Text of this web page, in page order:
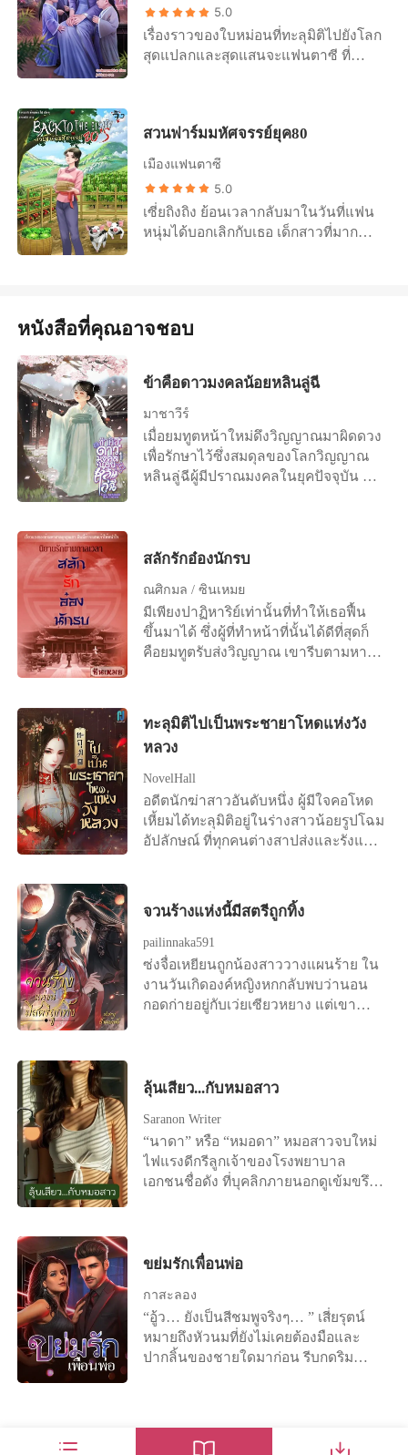
เขาคือตัวถ่วงความเจริญในชีวิตพ่อ
สาเหตุก็ไม่มีอะไรมากแค่พ่อหน้าตาหล่อ
เหลาและเป็นที่ถูกใจของลูกสาวหัวหน้า
หย่าขาดกับภรรยาเพื่อไปแต่งงานใหม่ มี
หลัง ทิ้งภรรยาที่เคยสาบานว่าจะอยู่ครอง
คู่กันตลอดไป ในปีที่เขาเรียนจบ
มหาวิทยาลัย แม่ก็ล้มป่วยและจากเขาไป
ในที่สุด สาเหตุที่หลินตงหยางเสียชีวิต
สำเร็จ หลินตงหยางนอนหลับไปด้วย
ขึ้นมาอีกที นี่ไม่ใช่คอนโดหรูย่าน
ใจกลางเมืองปักกิ่ง หลังคามุงหญ้านี่คือ
อะไร มันควรจะเป็นเพดานสีขาวสิ เมื่อ
มองไปรอบๆ ห้องนี่คืออะไร นี่มันไม่ใช่
ผนังที่ทำมาจากคอนกรีต มันคือดิน
เหนียว หลินตงหยางคิดว่าตัวเองฝันไป
ไมไ่ด้ฝัน ตอนนั้นเองเขารู้สึกปวดหัวขึ้น
เหตุการณ์ของเด็กชายที่ชื่อเดียวกับเขา
หลินตงหยาง อายุ 10 ขวบ เรื่องราวชีวิต
ตั้งแต่เกิดจนตายไปของเด็กชาย ทำเอา
หลินตงหยางกำมือแน่น ก่อนจะสบถออก
สาเหตุที่เด็กชายหลินตงหยางเสียชีวิต
เพราะถูกผู้ที่ได้ขึ้นชื่อว่าเป็นย่าแย่งผักป่า
และทุบตี ทั้งๆ ที่คนพวกนั้นได้ตัดขาดพับ
พวกเขาสามแม่ลูกแล้ว แต่ยังมิวาย
ข่มเหงรังแก
5.0
เรื่องราวของใบหม่อนที่ทะลุมิติไปยังโลก
สุดแปลกและสุดแสนจะแฟนตาซี ที่
มาในตอนที่กำลังจะคลอดลูกพอดี แล้ว
สาวโสดอย่างเธอจะทำยังไงดี คลอดลูก
ครอบครัวนี้กลับยากจนข้นแค้น นี่ไม่ใช่
ว่าพระเจ้ากลั่นแกล้งเธอเหรอ เธอไปทำ
อะไรให้พระเจ้าโกรธเคืองกัน
สวนฟาร์มมหัศจรรย์ยุค80
เมืองแฟนตาซี
5.0
เซี่ยถิงถิง ย้อนเวลากลับมาในวันที่แฟน
หนุ่มได้บอกเลิกกับเธอ เด็กสาวที่มาก
หน้าตาสะสวยและเรียนดีผู้นี้ เป็นคนที่
ข้างจะหัวโบราณอยู่บ้าง นี่จึงเป็นสาเหตุ
ให้แฟนหนุ่มของเธอมีอันต้องเลิกรากัน
ไปเพราะถิงถิงไม่เคยหลับนอนกับเขา นั่น
ถือว่าเป็นการหมื่นเกียรติของตัวเธอเอง
แต่สาเหตุที่แท้จริงแล้วแฟนหนุ่มของเธอ
เพียงต้องการเกาะกิ่งไม้สูงเพื่อความ
ไม้สูงได้ตามที่เขาต้องการ เขาจึงต้องหัน
นายทหารยศใหญ่ที่มีฐานะร่ำรวยและ
พร้อมสนับสนุนเขาในสิ่งที่เขาต้องการ
ถิงถิงเองถึงแม้จะเสียใจมาก แต่สำหรับ
เธอแล้ว ชาวนาแล้วอย่างไร ชาวนาก็
ชั่วข้ามคืนจากความรักที่เธอมีให้แฟน
หนุ่มแต่ตอนนี้เธอมีเพียงความรังเกียจ
และเสียใจที่มองคนผิดไปเท่านั้น ถิงถิง
ตัดสินใจลาออกจากงานและเก็บกระเป๋า
กลับบ้านเกิด เธอจะพลิกภูเขาแห้งแล้งที่
บ้านเกิดให้เป็นแหล่งอาหาร อันอุดม
สมบูรณ์ เธอจะทำให้คนที่ดูถูกเธอได้เห็น
ว่า เกษตรกรนั้นหาได้ต่ำต้อยไม่ เธอจะ
สาสม แต่ที่น่าอับอายที่สุดไม่ใช่ถูกแฟน
เดินเหยียบเปลือกกล้วยแล้วลื่นล้มหัว
ฟาดต่างหาก เพราะความโมโหทำให้
ไม่ทันได้มองทาง นี่ถือว่าตายด้วยความ
อับอายและคับแค้นใจมากที่สุด ขอบคุณ
หนังสือที่คุณอาจชอบ
ข้าคือดาวมงคลน้อยหลินลู่ฉี
มาชาวีร์
เมื่อยมทูตหน้าใหม่ดึงวิญญาณมาผิดดวง
เพื่อรักษาไว้ซึ่งสมดุลของโลกวิญญาณ
หลินลู่ฉีผู้มีปราณมงคลในยุคปัจจุบัน จึง
วิญญาณสวมร่างได้ แต่เมื่อขับไล่
จำเป็นต้องขับไล่คน ออกจากอารามแทน
++++ "อนิจจาวาสนาเด็กน้อยได้ดับสิ้น
ลงแล้ว จี้คงเตรียมพิธีสวดส่งวิญญาณให้
นางเถอะ" นักพรตเฒ่าสั่งการลูกศิษย์ตัว
ขานรับคำสั่ง หันไปเตรียมสิ่งของสำหรับ
ทำพิธีสวดส่งวิญญาณผู้ตาย ทว่าผ่านไป
เพียงอึดใจเดียว "อ๊ากกก ! มีผี !" เสียง
กรีดร้องดังลั่น ร่างเล็ก ๆ ของเขาวิ่งไป
หลบอยู่ด้านหลังผู้เป็นอาจารย์ "จี้คงมี
อะไร" "นะนางลืมตาขอรับท่านอาจารย์"
เด็กน้อยชี้นิ้วสั่น ๆ ไปที่ศพบนพื้น "ว่า
ขยับไปมา ก่อนจะปรือลืมขึ้นอย่าง
ลำบากยากเย็น "นี่มัน...เป็นไปไม่ได้" รีบ
คว้าข้อมือของเด็กน้อยมาจับชีพจรดู
ดวงตาของนักพรตเฒ่ามืดมนลงในทันที
แตะนิ้วทำนายชะตา นี่มันคือการสลับ
ร่างเปลี่ยนวิญญาณ ดึงตัวลูกศิษย์ถอย
หลังไปสามก้าว "ผีร้ายตนไหนกล้ามา
ได้ว่าเธอกำลังขับรถกลับบ้าน ใช่แล้ว
เกิดอุบัติเหตุขึ้น มีรถบรรทุกเสียหลัก พุ่ง
มาชนรถของเธอ จากนั้นทุกอย่างก็ดับวูบ
ไป ท่าทางเหม่อลอยไร้สติของนางทำ
นักพรตเฒ่าหวาดระแวงในทันที เตรียม
หยิบยันต์ป้องกันภูตผีออกมา ขณะที่เด็ก
ขยับปลายเท้าเข้าหากัน ขาก็สั้น พลิก
ร้องไห้ นี่มันโลกถล่มใส่หัวของเธอหรือ
อย่างไรกัน เปรี๊ยะ ! ยันต์ขับไล่ภูตผีถูกปา
ใส่นางสุดแรง ก่อนที่มันจะปลิวร่อนลงไป
กองอยู่บนพื้น ยันต์ไม่เกิดการเผาไหม้ ผี
ฟาดออกมาอีกแผ่น นี่นับเป็นยันต์ที่ทรง
สลักรักอ๋องนักรบ
ณศิกมล / ซินเหมย
มีเพียงปาฏิหาริย์เท่านั้นที่ทำให้เธอฟื้น
ขึ้นมาได้ ซึ่งผู้ที่ทำหน้าที่นั้นได้ดีที่สุดก็
คือยมทูตรับส่งวิญญาณ เขารีบตามหา
เขาเจอเธอเมื่อร่างของเธอถูกเผาไปแล้ว
ทางเดียวที่จะแก้ไขความผิดก็คือต้องส่ง
เธอกลับไปในร่างของคนอื่นที่เพิ่งหมด
ลมหายใจ และด้วยเหตุผลที่เธอเรียกร้อง
บางประการ จึงทำให้เธอได้กลับไปเกิด
ใหม่ในรัชสมัยของราชวงศ์หมิง ในร่าง
ของหญิงสาววัย 19 ปีนามว่า "เฟิ่งต้า
เกาหรงซาน" พระชายาที่เขาเขียน
ที่แต่งงาน แต่เพราะความรักและหน้าที่
ของสตรีชาวฮั่น นางจึงทนอยู่อย่างปวด
ร้าวในตำหนักของเขาตลอด 2 ปีก่อนจะ
ตรอมใจตาย
ทะลุมิติไปเป็นพระชายาโหดแห่งวัง
หลวง
NovelHall
อดีตนักฆ่าสาวอันดับหนึ่ง ผู้มีใจคอโหด
เหี้ยมได้ทะลุมิติอยู่ในร่างสาวน้อยรูปโฉม
อัปลักษณ์ ที่ทุกคนต่างสาปส่งและรังแก
จวนร้างแห่งนี้มีสตรีถูกทิ้ง
pailinnaka591
ซ่งจื่อเหยียนถูกน้องสาววางแผนร้าย ใน
งานวันเกิดองค์หญิงหกกลับพบว่านอน
กอดก่ายอยู่กับเว่ยเซียวหยาง แต่เขา
สวมบทคุณแม่เลย ซ่งจื่อเหยียนเจ้าของ
ทำไมต้องมาเบ่งแทนวะ ให้ไปแม่น้ำ
เหลืองเลยไม่ได้หรือไง มันเจ็บนะโว้ย
ฮือๆๆๆ สาวใช้ของนางพยายามช่วย ป้า
หูอายุห้าสิบแล้ว เป็นชาวบ้านครอบครัว
ทำคลอดแต่ข้าก็เคยคลอดลูกแหละน่า
สลบไปแบบเมื่อกี้เล่า อดทนหน่อย
"อ๊ายย โอ๊ยเจ็บโอ๊ยเวรกรรมฉิบหายยัง
ไม่ทันมีผัว ไม่ทันได้รู้รสชาติการป๊าบๆ
กับผู้ชายเลย ก็ต้องมาเบ่งลูก อื้อเจ็บ อ๊ะ
เหตุใดท่านอ๋องพระทัยร้ายนักฮือๆๆ"
"พอแล้ว ไอ้อ๋องสุนัขนั่นสมควรไปตาย
ลุ้นเสียว...กับหมอสาว
Saranon Writer
“นาดา” หรือ “หมอดา” หมอสาวจบใหม่
ไฟแรงดีกรีลูกเจ้าของโรงพยาบาล
เอกชนชื่อดัง ที่บุคลิกภายนอกดูเข้มขรึม
ของเธอได้ใน “ลุ้นเสียว...กับหมอสาว”
ขย่มรักเพื่อนพ่อ
กาสะลอง
“อู้ว… ยังเป็นสีชมพูจริงๆ… ” เสี่ยรุตน์
หมายถึงหัวนมที่ยังไม่เคยต้องมือและ
ปากลิ้นของชายใดมาก่อน รีบกดริม
ชอบใจ กดใบหน้าซุกไซ้เต้าเนื้อพร้อมกับ